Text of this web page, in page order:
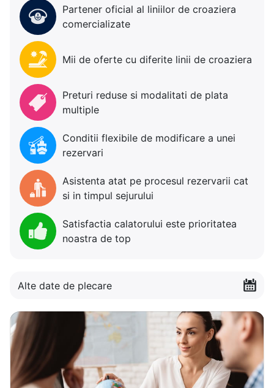
Partener oficial al liniilor de croaziera
comercializate
Mii de oferte cu diferite linii de croaziera
Preturi reduse si modalitati de plata
multiple
Conditii flexibile de modificare a unei
rezervari
Asistenta atat pe procesul rezervarii cat
si in timpul sejurului
Satisfactia calatorului este prioritatea
noastra de top
Alte date de plecare